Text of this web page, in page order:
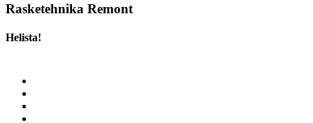
Rasketehnika Remont
Helista!